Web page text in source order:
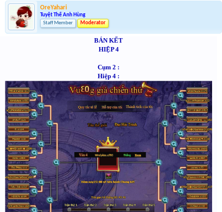
OreYahari
Tuyệt Thế Anh Hùng
Staff Member
Moderator
BÁN KẾT
HIỆP 4
Cụm 2 :
Hiệp 4 :